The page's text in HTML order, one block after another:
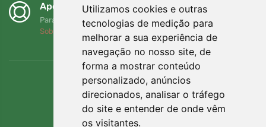
Utilizamos cookies e outras
tecnologias de medição para
melhorar a sua experiência de
navegação no nosso site, de
forma a mostrar conteúdo
personalizado, anúncios
direcionados, analisar o tráfego
do site e entender de onde vêm
os visitantes.
Apoiamos a Trees.org
Para cada encomenda plantamos uma árvore! Leia mais
Sobre nós